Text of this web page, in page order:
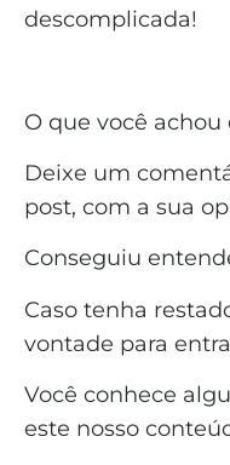
descomplicada!
O que você
Deixe um
post, com a sua
Conseguiu
Caso tenha
vontade para
Você conhece
este nosso